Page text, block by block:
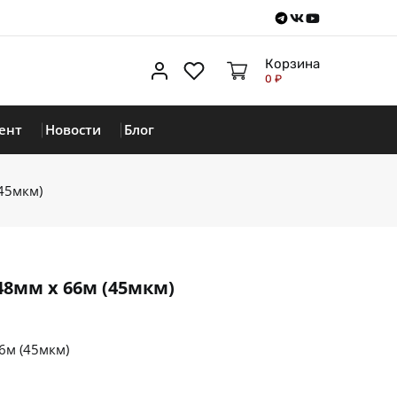
Telegram
VKontakte
Youtube
Личный кабинет
ИзбранноеКорзина
0 ₽
Новости Блог
х 66м (45мкм)
(45мкм)